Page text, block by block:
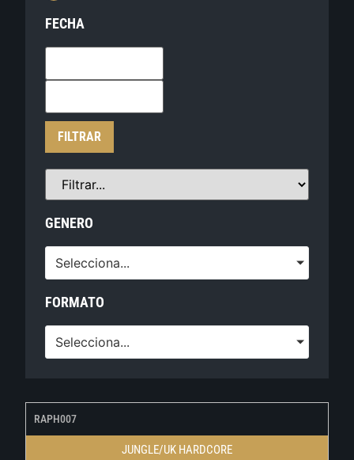
FECHA
FILTRAR
GENERO
Selecciona...
FORMATO
Selecciona...
RAPH007
JUNGLE/UK HARDCORE